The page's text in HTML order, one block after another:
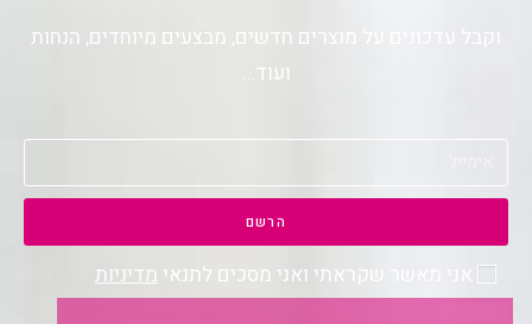
וקבל עדכונים על מוצרים חדשים, מבצעים מיוחדים, הנחות
ועוד…
אני מאשר שקראתי ואני מסכים לתנאי מדיניות
הרשם